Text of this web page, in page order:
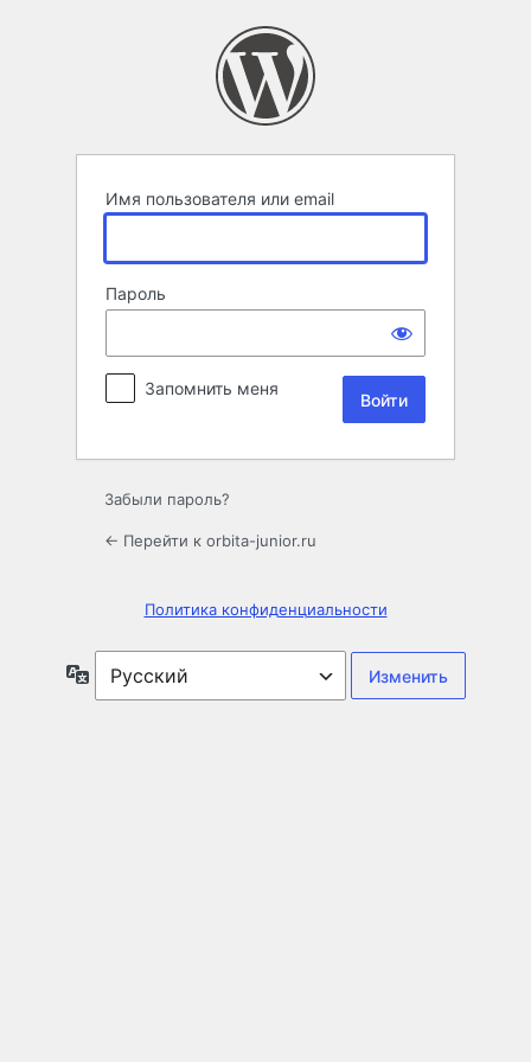
Имя пользователя или email
Пароль
Запомнить меня
Забыли пароль?
← Перейти к orbita-junior.ru
Политика конфиденциальности
Язык